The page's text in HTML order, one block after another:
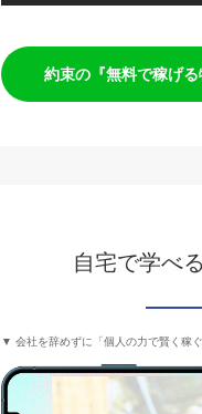
約束の『無料で稼げ
自宅で学べ
▼ 会社を辞めずに「個人の力で賢く稼